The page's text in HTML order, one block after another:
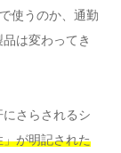
使うのか、通勤
は変わってき
さらされるシ
が明記された